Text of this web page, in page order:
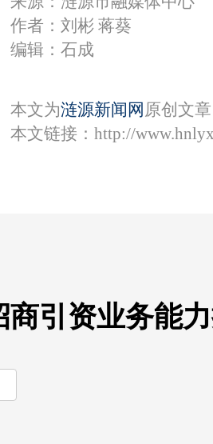
作者：刘彬 蒋葵
编辑：石成
本文为涟源新闻网 原创文
本文链接： http://
商引资业务能